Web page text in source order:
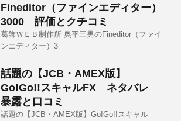
Fineditor（ファインエディター）
3000 評価とクチコミ
葛飾ＷＥＢ制作所 奥平三男のFineditor（ファイ
ンエディター）3
話題の【JCB・AMEX版】
Go!Go!!スキャルFX ネタバレ
暴露と口コミ
話題の【JCB・AMEX版】Go!Go!!スキャル